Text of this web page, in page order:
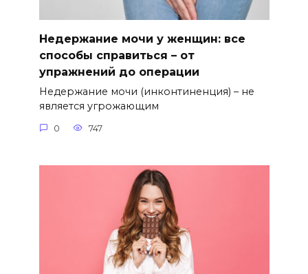
Недержание мочи у женщин: все
способы справиться – от
упражнений до операции
Недержание мочи (инконтиненция) – не
является угрожающим
0 747